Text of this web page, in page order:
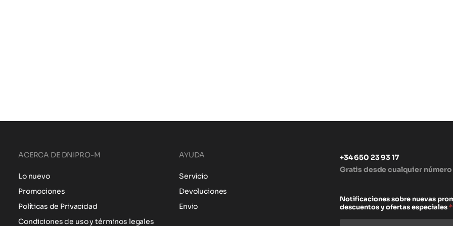
ACERCA DE DNIPRO-M
Lo nuevo
Promociones
Políticas de Privacidad
Condiciones de uso y términos legales
AYUDA
Servicio
Devoluciones
Envio
+34 650 23 93 17
Gratis desde cualquier número
Notificaciones sobre nuevas
descuentos y ofertas especiales*